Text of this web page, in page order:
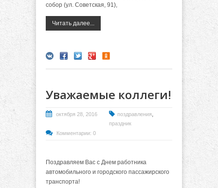
собор (ул. Советская, 91),
Читать далее...
Уважаемые коллеги!
октября 28, 2016 поздравления,
праздник
Комментарии: 0
Поздравляем Вас с Днем работника
автомобильного и городского пассажирского
транспорта!